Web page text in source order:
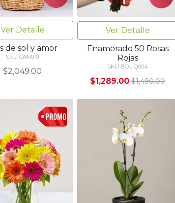
Ver Detalle
de sol y amor
SKU CAN010
$2,049.00
Ver Detalle
Enamorado 50 Rosas
Rojas
SKU BOUQ004
$1,289.00 $1,490.00